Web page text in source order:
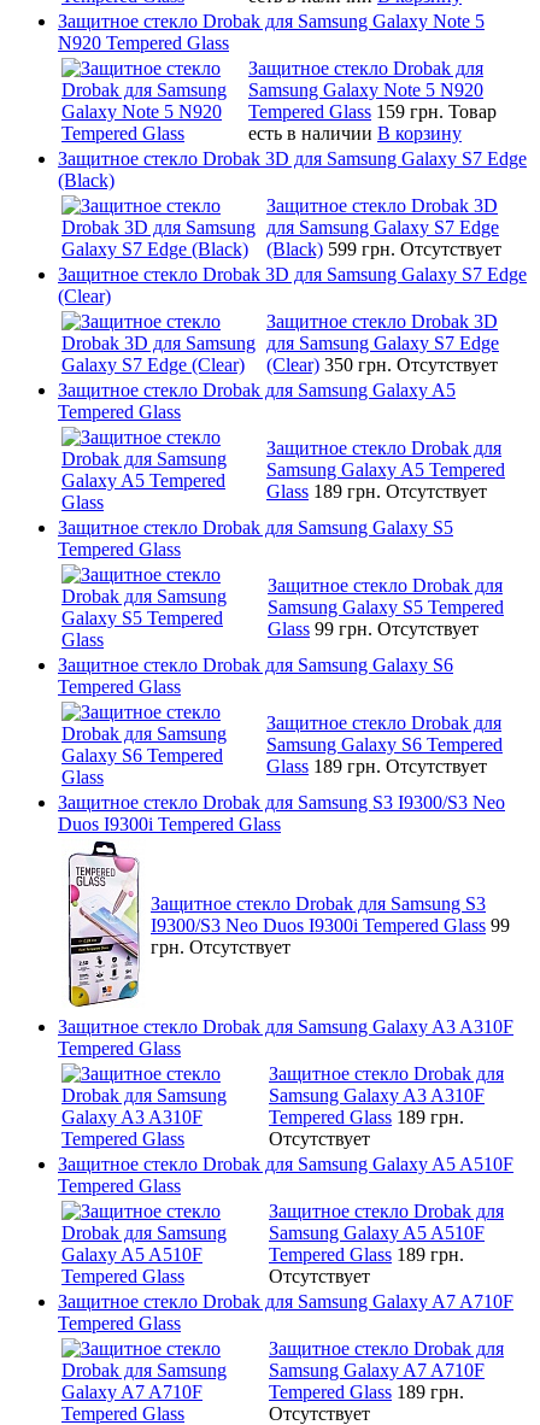
Защитное стекло Drobak для Samsung Galaxy Note 5
N920 Tempered Glass
Защитное стекло Drobak для
Samsung Galaxy Note 5 N920
Tempered Glass 159 грн. Товар
есть в наличии В корзину
Защитное стекло Drobak 3D для Samsung Galaxy S7 Edge
(Black)
Защитное стекло Drobak 3D
для Samsung Galaxy S7 Edge
(Black) 599 грн. Отсутствует
Защитное стекло Drobak 3D для Samsung Galaxy S7 Edge
(Clear)
Защитное стекло Drobak 3D
для Samsung Galaxy S7 Edge
(Clear) 350 грн. Отсутствует
Защитное стекло Drobak для Samsung Galaxy A5
Tempered Glass
Защитное стекло Drobak для
Samsung Galaxy A5 Tempered
Glass 189 грн. Отсутствует
Защитное стекло Drobak для Samsung Galaxy S5
Tempered Glass
Защитное стекло Drobak для
Samsung Galaxy S5 Tempered
Glass 99 грн. Отсутствует
Защитное стекло Drobak для Samsung Galaxy S6
Tempered Glass
Защитное стекло Drobak для
Samsung Galaxy S6 Tempered
Glass 189 грн. Отсутствует
Защитное стекло Drobak для Samsung S3 I9300/S3 Neo
Duos I9300i Tempered Glass
Защитное стекло Drobak для Samsung S3
I9300/S3 Neo Duos I9300i Tempered Glass 99
грн. Отсутствует
Защитное стекло Drobak для Samsung Galaxy A3 A310F
Tempered Glass
Защитное стекло Drobak для
Samsung Galaxy A3 A310F
Tempered Glass 189 грн.
Отсутствует
Защитное стекло Drobak для Samsung Galaxy A5 A510F
Tempered Glass
Защитное стекло Drobak для
Samsung Galaxy A5 A510F
Tempered Glass 189 грн.
Отсутствует
Защитное стекло Drobak для Samsung Galaxy A7 A710F
Tempered Glass
Защитное стекло Drobak для
Samsung Galaxy A7 A710F
Tempered Glass 189 грн.
Отсутствует